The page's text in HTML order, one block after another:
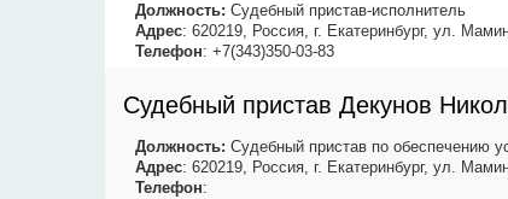
Должность: Судебный пристав-исполнитель
Адрес: 620219, Россия, г. Екатеринбург, ул.
Телефон: +7(343)350-03-83
Судебный пристав Декунов
Должность: Судебный пристав по обеспечению
Адрес: 620219, Россия, г. Екатеринбург, ул.
Телефон: